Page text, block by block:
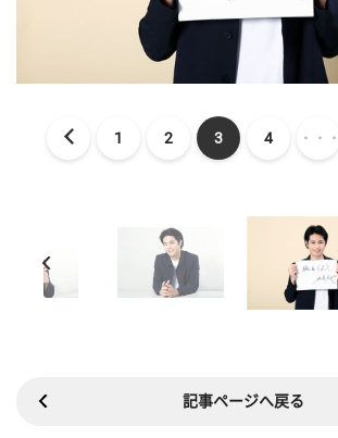
1 2 3 4 ・・・
記事ページへ戻る